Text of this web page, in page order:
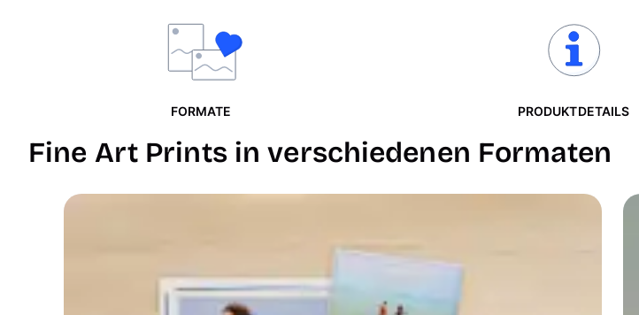
FORMATE PRODUKTDETAILS
Fine Art Prints in verschiedenen Formaten